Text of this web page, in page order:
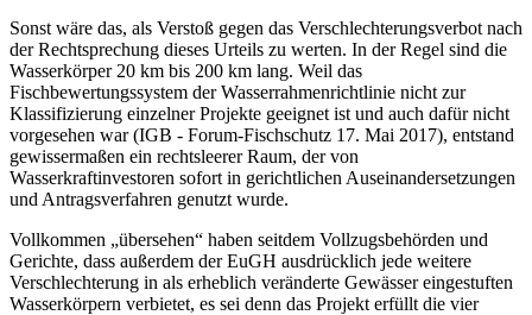
Sonst wäre das, als Verstoß gegen das Verschlechterungsverbot nach
der Rechtsprechung dieses Urteils zu werten. In der Regel sind die
Wasserkörper 20 km bis 200 km lang. Weil das
Fischbewertungssystem der Wasserrahmenrichtlinie nicht zur
Klassifizierung einzelner Projekte geeignet ist und auch dafür nicht
vorgesehen war (IGB - Forum-Fischschutz 17. Mai 2017), entstand
gewissermaßen ein rechtsleerer Raum, der von
Wasserkraftinvestoren sofort in gerichtlichen Auseinandersetzungen
und Antragsverfahren genutzt wurde.
Vollkommen „übersehen“ haben seitdem Vollzugsbehörden und
Gerichte, dass außerdem der EuGH ausdrücklich jede weitere
Verschlechterung in als erheblich veränderte Gewässer eingestuften
Wasserkörpern verbietet, es sei denn das Projekt erfüllt die vier